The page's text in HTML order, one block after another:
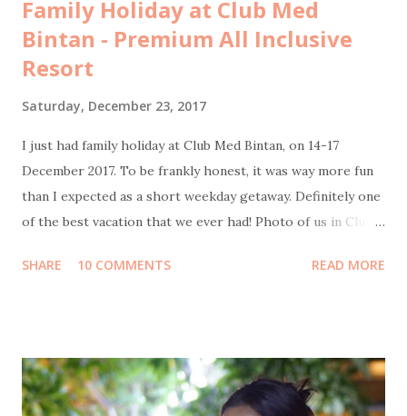
Family Holiday at Club Med
Bintan - Premium All Inclusive
Resort
Saturday, December 23, 2017
I just had family holiday at Club Med Bintan, on 14-17
December 2017. To be frankly honest, it was way more fun
than I expected as a short weekday getaway. Definitely one
of the best vacation that we ever had! Photo of us in Club
to Bintan Island We flew on Thursday morning, 14
boarding at 10:30 but unfortunately got delayed for about
an hour, so we arrived at around 1pm. Transportation from
SHARE 10 COMMENTS READ MORE